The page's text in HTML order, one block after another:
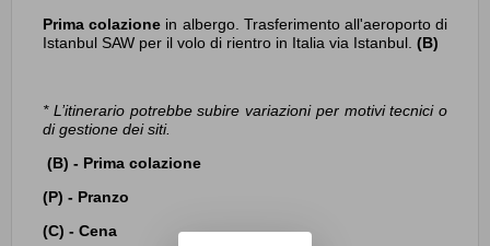
Prima colazione in albergo. Trasferimento all'aeroporto di
Istanbul SAW per il volo di rientro in Italia via Istanbul. (B)
* L’itinerario potrebbe subire variazioni per motivi tecnici o
di gestione dei siti.
(B) - Prima colazione
(P) - Pranzo
(C) - Cena